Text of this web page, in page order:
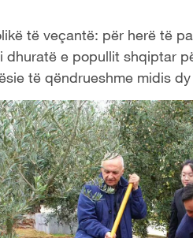
të veçantë: për herë të
dhuratë e popullit shqiptar
të qëndrueshme midis